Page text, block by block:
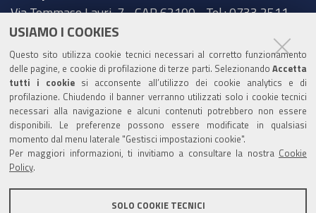
USIAMO I COOKIES
Questo sito utilizza cookie tecnici necessari al corretto funzionamento
delle pagine, e cookie di profilazione di terze parti. Selezionando Accetta
tutti i cookie si acconsente all’utilizzo dei cookie analytics e di
profilazione. Chiudendo il banner verranno utilizzati solo i cookie tecnici
necessari alla navigazione e alcuni contenuti potrebbero non essere
disponibili. Le preferenze possono essere modificate in qualsiasi
momento dal menu laterale "Gestisci impostazioni cookie".
Per maggiori informazioni, ti invitiamo a consultare la nostra Cookie
Policy
SOLO COOKIE TECNICI
Via Tommaso Lauri, 7 - CAP 62100 - Tel.: 0733 2511
Sede provinciale di Pesaro Urbino
Corso XI Settembre, 116 - CAP 61121 - Tel.: 0721
3571
TRASPARENZA
Amministrazione trasparente
Statistiche Web del sito (fonte Web Analytics Italia)
Contatti